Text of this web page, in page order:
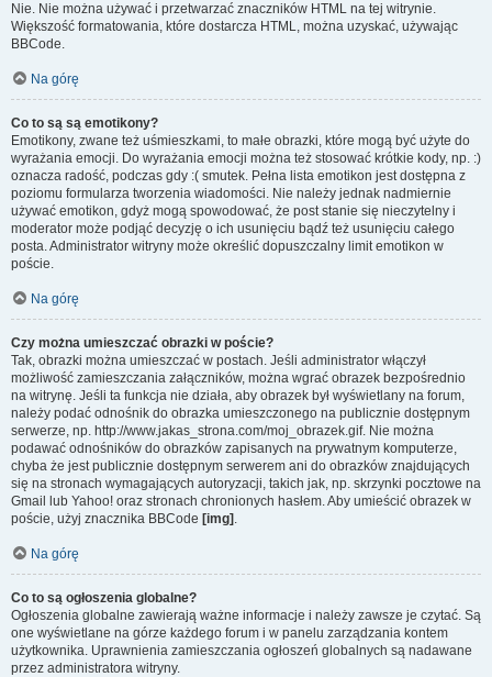
Nie. Nie można używać i przetwarzać znaczników HTML na tej witrynie.
Większość formatowania, które dostarcza HTML, można uzyskać, używając
BBCode.
Na górę
Co to są są emotikony?
Emotikony, zwane też uśmieszkami, to małe obrazki, które mogą być użyte do
wyrażania emocji. Do wyrażania emocji można też stosować krótkie kody, np. :)
oznacza radość, podczas gdy :( smutek. Pełna lista emotikon jest dostępna z
poziomu formularza tworzenia wiadomości. Nie należy jednak nadmiernie
używać emotikon, gdyż mogą spowodować, że post stanie się nieczytelny i
moderator może podjąć decyzję o ich usunięciu bądź też usunięciu całego
posta. Administrator witryny może określić dopuszczalny limit emotikon w
poście.
Na górę
Czy można umieszczać obrazki w poście?
Tak, obrazki można umieszczać w postach. Jeśli administrator włączył
możliwość zamieszczania załączników, można wgrać obrazek bezpośrednio
na witrynę. Jeśli ta funkcja nie działa, aby obrazek był wyświetlany na forum,
należy podać odnośnik do obrazka umieszczonego na publicznie dostępnym
serwerze, np. http://www.jakas_strona.com/moj_obrazek.gif. Nie można
podawać odnośników do obrazków zapisanych na prywatnym komputerze,
chyba że jest publicznie dostępnym serwerem ani do obrazków znajdujących
się na stronach wymagających autoryzacji, takich jak, np. skrzynki pocztowe na
Gmail lub Yahoo! oraz stronach chronionych hasłem. Aby umieścić obrazek w
poście, użyj znacznika BBCode [img] .
Na górę
Co to są ogłoszenia globalne?
Ogłoszenia globalne zawierają ważne informacje i należy zawsze je czytać. Są
one wyświetlane na górze każdego forum i w panelu zarządzania kontem
użytkownika. Uprawnienia zamieszczania ogłoszeń globalnych są nadawane
przez administratora witryny.